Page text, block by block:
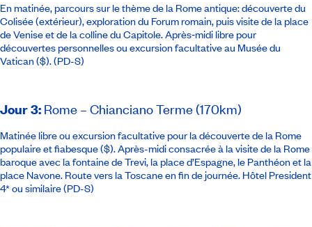
En matinée, parcours sur le thème de la Rome antique: découverte du
Colisée (extérieur), exploration du Forum romain, puis visite de la place
de Venise et de la colline du Capitole. Après‑midi libre pour
découvertes personnelles ou excursion facultative au Musée du
Vatican ($). (PD-S)
Jour 3: Rome – Chianciano Terme (170km)
Matinée libre ou excursion facultative pour la découverte de la Rome
populaire et fiabesque ($). Après-midi consacrée à la visite de la Rome
baroque avec la fontaine de Trevi, la place d’Espagne, le Panthéon et la
place Navone. Route vers la Toscane en fin de journée. Hôtel President
4*ou similaire (PD-S)